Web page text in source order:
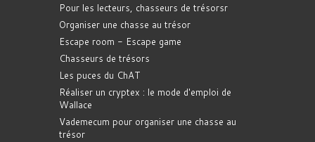
Pour les lecteurs, chasseurs de trésorsr
Organiser une chasse au trésor
Escape room - Escape game
Chasseurs de trésors
Les puces du ChAT
Réaliser un cryptex : le mode d'emploi de
Wallace
Vademecum pour organiser une chasse au
trésor